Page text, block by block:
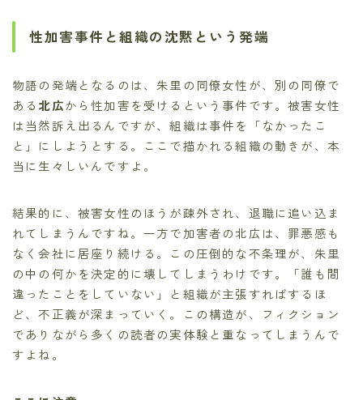
性加害事件と組織の沈黙という発端
物語の発端となるのは、朱里の同僚女性が、別の同僚で
ある 北広から性加害を受けるという事件です。被害女性
は当然訴え出るんですが、組織は事件を「なかったこ
と」にしようとする。ここで描かれる組織の動きが、本
当に生々しいんですよ。
結果的に、被害女性のほうが疎外され、退職に追い込ま
れてしまうんですね。一方で加害者の北広は、罪悪感も
なく会社に居座り続ける。この圧倒的な不条理が、朱里
の中の何かを決定的に壊してしまうわけです。「誰も間
違ったことをしていない」と組織が主張すればするほ
ど、不正義が深まっていく。この構造が、フィクション
でありながら多くの読者の実体験と重なってしまうんで
すよね。